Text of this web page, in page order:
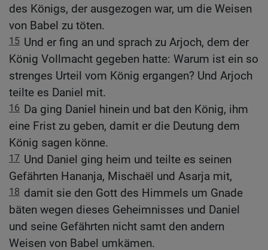
des Königs, der ausgezogen war, um die Weisen
von Babel zu töten.
15 Und er fing an und sprach zu Arjoch, dem der
König Vollmacht gegeben hatte: Warum ist ein so
strenges Urteil vom König ergangen? Und Arjoch
teilte es Daniel mit.
16 Da ging Daniel hinein und bat den König, ihm
eine Frist zu geben, damit er die Deutung dem
König sagen könne.
17 Und Daniel ging heim und teilte es seinen
Gefährten Hananja, Mischaël und Asarja mit,
18 damit sie den Gott des Himmels um Gnade
bäten wegen dieses Geheimnisses und Daniel
und seine Gefährten nicht samt den andern
Weisen von Babel umkämen.